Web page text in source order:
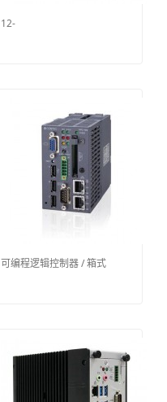
12-
可编程逻辑控制器 / 箱式